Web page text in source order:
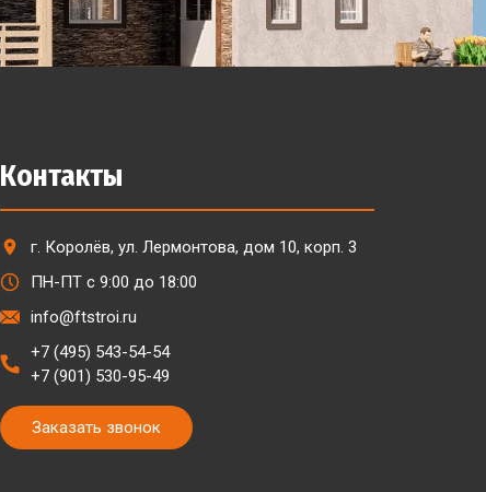
Контакты
г. Королёв, ул. Лермонтова, дом 10, корп. 3
ПН-ПТ с 9:00 до 18:00
info@ftstroi.ru
+7 (495) 543-54-54
+7 (901) 530-95-49
Заказать звонок